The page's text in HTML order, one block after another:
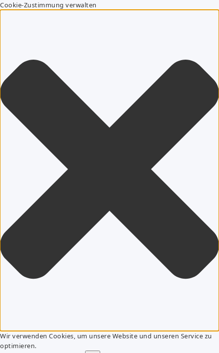
Cookie-Zustimmung verwalten
Wir verwenden Cookies, um unsere Website und unseren Service zu
optimieren.